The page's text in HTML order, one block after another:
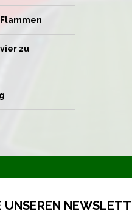
zu
UNSEREN